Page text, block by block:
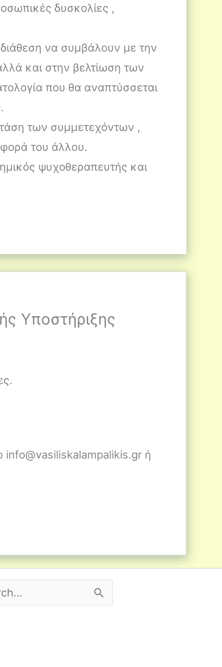
δυσκολίες ,
να συμβάλουν με την
και στην βελτίωση των
που θα αναπτύσσεται
των συμμετεχόντων ,
του άλλου.
ψυχοθεραπευτής και
Υποστήριξης
info@vasiliskalampalikis.gr ή